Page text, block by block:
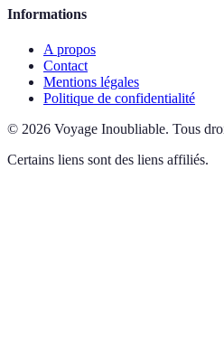
Informations
A propos
Contact
Mentions légales
Politique de confidentialité
© 2026 Voyage Inoubliable. Tous
Certains liens sont des liens affiliés.